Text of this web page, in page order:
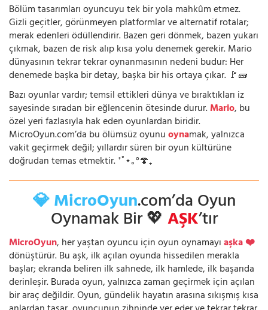
Bölüm tasarımları oyuncuyu tek bir yola mahkûm etmez.
Gizli geçitler, görünmeyen platformlar ve alternatif rotalar;
merak edenleri ödüllendirir. Bazen geri dönmek, bazen yukarı
çıkmak, bazen de risk alıp kısa yolu denemek gerekir. Mario
dünyasının tekrar tekrar oynanmasının nedeni budur: Her
denemede başka bir detay, başka bir his ortaya çıkar. 🚩🧱
Bazı oyunlar vardır; temsil ettikleri dünya ve bıraktıkları iz
sayesinde sıradan bir eğlencenin ötesinde durur.Mario, bu
özel yeri fazlasıyla hak eden oyunlardan biridir.
MicroOyun.com’da bu ölümsüz oyunuoynamak, yalnızca
vakit geçirmek değil; yıllardır süren bir oyun kültürüne
doğrudan temas etmektir. ⁺˚⋆｡°🍄₊
💎 MicroOyun.com’da Oyun
Oynamak Bir 💖AŞK’tır
MicroOyun, her yaştan oyuncu için oyun oynamayıaşka ❤️
dönüştürür. Bu aşk, ilk açılan oyunda hissedilen merakla
başlar; ekranda beliren ilk sahnede, ilk hamlede, ilk başarıda
derinleşir. Burada oyun, yalnızca zaman geçirmek için açılan
bir araç değildir. Oyun, gündelik hayatın arasına sıkışmış kısa